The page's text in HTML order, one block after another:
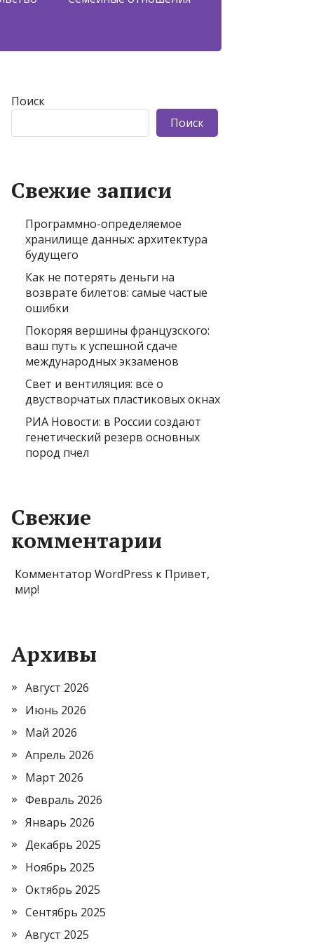
Поиск
Поиск
Свежие записи
Программно-определяемое
хранилище данных: архитектура
будущего
Как не потерять деньги на
возврате билетов: самые частые
ошибки
Покоряя вершины французского:
ваш путь к успешной сдаче
международных экзаменов
Свет и вентиляция: всё о
двустворчатых пластиковых окнах
РИА Новости: в России создают
генетический резерв основных
пород пчел
Свежие
комментарии
Комментатор WordPress к Привет,
мир!
Архивы
Август 2026
Июнь 2026
Май 2026
Апрель 2026
Март 2026
Февраль 2026
Январь 2026
Декабрь 2025
Ноябрь 2025
Октябрь 2025
Сентябрь 2025
Август 2025